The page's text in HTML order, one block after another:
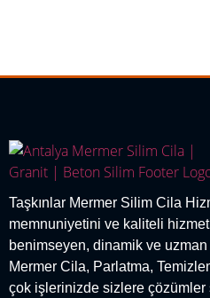
Taşkınlar Mermer Silim Cila
memnuniyetini ve kaliteli
benimseyen, dinamik ve
Mermer Cila, Parlatma,
çok işlerinizde sizlere çözümler